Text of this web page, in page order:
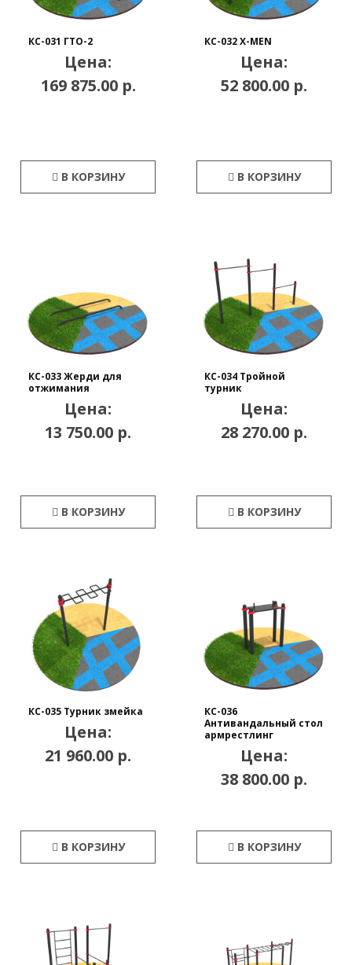
КС-031 ГТО-2
Цена:
169 875.00 р.
В КОРЗИНУ
КС-032 X-MEN
Цена:
52 800.00 р.
В КОРЗИНУ
КС-033 Жерди для
отжимания
Цена:
13 750.00 р.
В КОРЗИНУ
КС-034 Тройной
турник
Цена:
28 270.00 р.
В КОРЗИНУ
КС-035 Турник змейка
Цена:
21 960.00 р.
В КОРЗИНУ
КС-036
Антивандальный стол
армрестлинг
Цена:
38 800.00 р.
В КОРЗИНУ